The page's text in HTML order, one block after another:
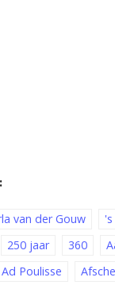
van der Gouw
250 jaar 360
Ad Poulisse